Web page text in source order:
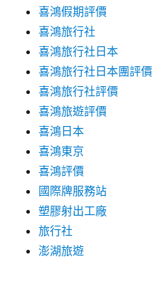
喜鴻假期評價
喜鴻旅行社
喜鴻旅行社日本
喜鴻旅行社日本團評價
喜鴻旅行社評價
喜鴻旅遊評價
喜鴻日本
喜鴻東京
喜鴻評價
國際牌服務站
塑膠射出工廠
旅行社
澎湖旅遊